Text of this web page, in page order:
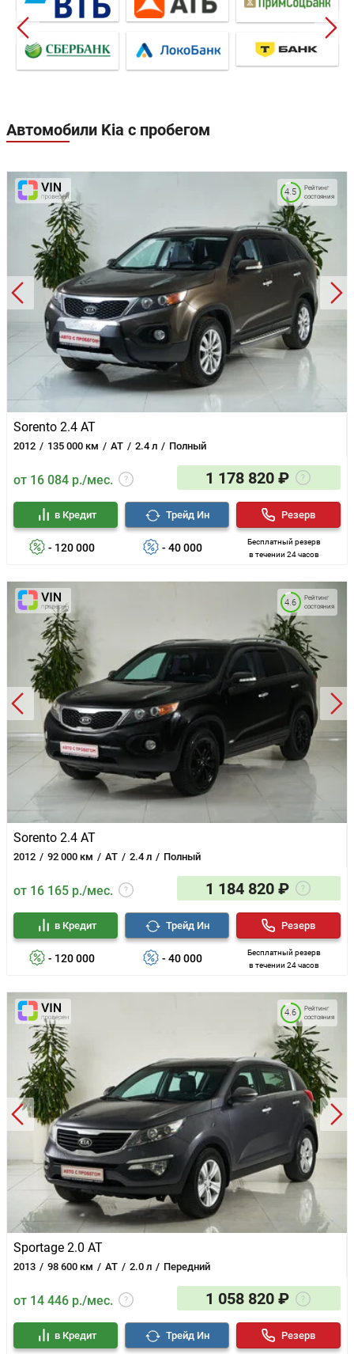
Автомобили Kia с пробегом
Sorento 2.4 AT
2012 135 000 км AT 2.4 л Полный
Рейтинг
состояния
4.5
от 16 084 р./мес. 1 178 820 ₽
- 120 000
в Кредит
- 40 000
Трейд Ин
Бесплатный резерв
в течении 24 часов
Резерв
Sorento 2.4 AT
2012 92 000 км AT 2.4 л Полный
Рейтинг
состояния
4.6
от 16 165 р./мес. 1 184 820 ₽
- 120 000
в Кредит
- 40 000
Трейд Ин
Бесплатный резерв
в течении 24 часов
Резерв
Sportage 2.0 AT
2013 98 600 км AT 2.0 л Передний
Рейтинг
состояния
4.6
от 14 446 р./мес. 1 058 820 ₽
в Кредит Трейд Ин Резерв